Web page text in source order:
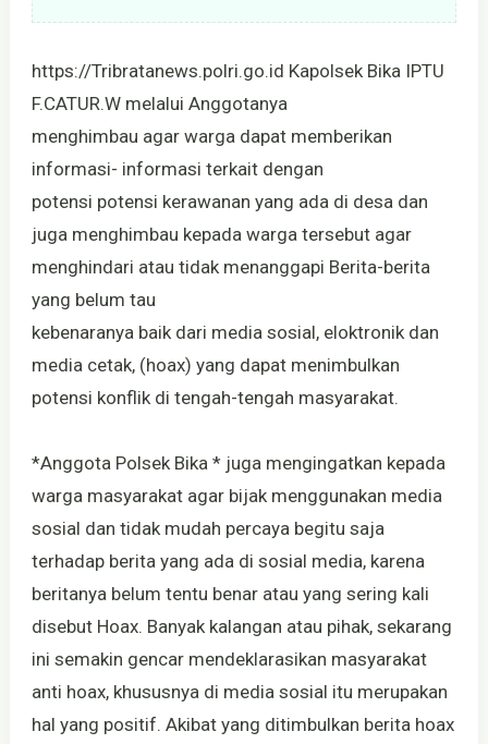
https://Tribratanews.polri.go.id Kapolsek Bika IPTU
F.CATUR.W melalui Anggotanya
menghimbau agar warga dapat memberikan
informasi- informasi terkait dengan
potensi potensi kerawanan yang ada di desa dan
juga menghimbau kepada warga tersebut agar
menghindari atau tidak menanggapi Berita-berita
yang belum tau
kebenaranya baik dari media sosial, eloktronik dan
media cetak, (hoax) yang dapat menimbulkan
potensi konflik di tengah-tengah masyarakat.
*Anggota Polsek Bika * juga mengingatkan kepada
warga masyarakat agar bijak menggunakan media
sosial dan tidak mudah percaya begitu saja
terhadap berita yang ada di sosial media, karena
beritanya belum tentu benar atau yang sering kali
disebut Hoax. Banyak kalangan atau pihak, sekarang
ini semakin gencar mendeklarasikan masyarakat
anti hoax, khususnya di media sosial itu merupakan
hal yang positif. Akibat yang ditimbulkan berita hoax